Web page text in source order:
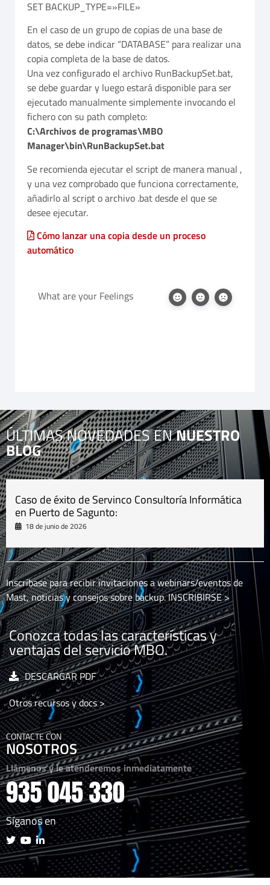
SET BACKUP_TYPE=»FILE»
En el caso de un grupo de copias de una base de
datos, se debe indicar “DATABASE” para realizar una
copia completa de la base de datos.
Una vez configurado el archivo RunBackupSet.bat,
se debe guardar y luego estará disponible para ser
ejecutado manualmente simplemente invocando el
fichero con su path completo:
C:\Archivos de programas\MBO
Manager\bin\RunBackupSet.bat
Se recomienda ejecutar el script de manera manual ,
y una vez comprobado que funciona correctamente,
añadirlo al script o archivo .bat desde el que se
desee ejecutar.
Cómo lanzar una copia desde un proceso
automático
What are your Feelings
ÚLTIMAS NOVEDADES ENNUESTRO
BLOG
Caso de éxito de Servinco Consultoría Informática
en Puerto de Sagunto:
18 de junio de 2026
Inscríbase para recibir invitaciones a webinars/eventos de
Mast, noticias y consejos sobre backup.INSCRIBIRSE >
Conozca todas las características y
ventajas del servicio MBO.
DESCARGAR PDF
Otros recursos y docs >
CONTACTE CON
NOSOTROS
Llámenos y le atenderemos inmediatamente
Síganos en